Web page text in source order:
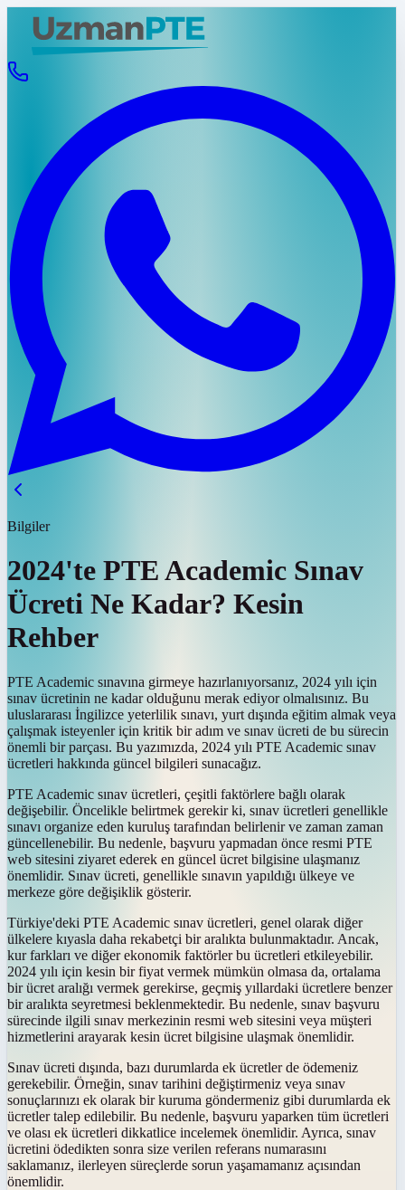
Bilgiler
2024'te PTE Academic Sınav
Ücreti Ne Kadar? Kesin
Rehber
PTE Academic sınavına girmeye hazırlanıyorsanız, 2024 yılı için
sınav ücretinin ne kadar olduğunu merak ediyor olmalısınız. Bu
uluslararası İngilizce yeterlilik sınavı, yurt dışında eğitim almak veya
çalışmak isteyenler için kritik bir adım ve sınav ücreti de bu sürecin
önemli bir parçası. Bu yazımızda, 2024 yılı PTE Academic sınav
ücretleri hakkında güncel bilgileri sunacağız.
PTE Academic sınav ücretleri, çeşitli faktörlere bağlı olarak
değişebilir. Öncelikle belirtmek gerekir ki, sınav ücretleri genellikle
sınavı organize eden kuruluş tarafından belirlenir ve zaman zaman
güncellenebilir. Bu nedenle, başvuru yapmadan önce resmi PTE
web sitesini ziyaret ederek en güncel ücret bilgisine ulaşmanız
önemlidir. Sınav ücreti, genellikle sınavın yapıldığı ülkeye ve
merkeze göre değişiklik gösterir.
Türkiye'deki PTE Academic sınav ücretleri, genel olarak diğer
ülkelere kıyasla daha rekabetçi bir aralıkta bulunmaktadır. Ancak,
kur farkları ve diğer ekonomik faktörler bu ücretleri etkileyebilir.
2024 yılı için kesin bir fiyat vermek mümkün olmasa da, ortalama
bir ücret aralığı vermek gerekirse, geçmiş yıllardaki ücretlere benzer
bir aralıkta seyretmesi beklenmektedir. Bu nedenle, sınav başvuru
sürecinde ilgili sınav merkezinin resmi web sitesini veya müşteri
hizmetlerini arayarak kesin ücret bilgisine ulaşmak önemlidir.
Sınav ücreti dışında, bazı durumlarda ek ücretler de ödemeniz
gerekebilir. Örneğin, sınav tarihini değiştirmeniz veya sınav
sonuçlarınızı ek olarak bir kuruma göndermeniz gibi durumlarda ek
ücretler talep edilebilir. Bu nedenle, başvuru yaparken tüm ücretleri
ve olası ek ücretleri dikkatlice incelemek önemlidir. Ayrıca, sınav
ücretini ödedikten sonra size verilen referans numarasını
saklamanız, ilerleyen süreçlerde sorun yaşamamanız açısından
önemlidir.